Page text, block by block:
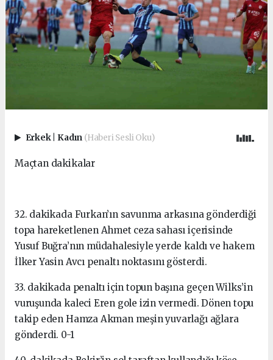
Erkek Kadın (Haberi Sesli Oku)
Maçtan dakikalar
32. dakikada Furkan’ın savunma arkasına gönderdiği
topa hareketlenen Ahmet ceza sahası içerisinde
Yusuf Buğra’nın müdahalesiyle yerde kaldı ve hakem
İlker Yasin Avcı penaltı noktasını gösterdi.
33. dakikada penaltı için topun başına geçen Wilks’in
vuruşunda kaleci Eren gole izin vermedi. Dönen topu
takip eden Hamza Akman meşin yuvarlağı ağlara
gönderdi. 0-1